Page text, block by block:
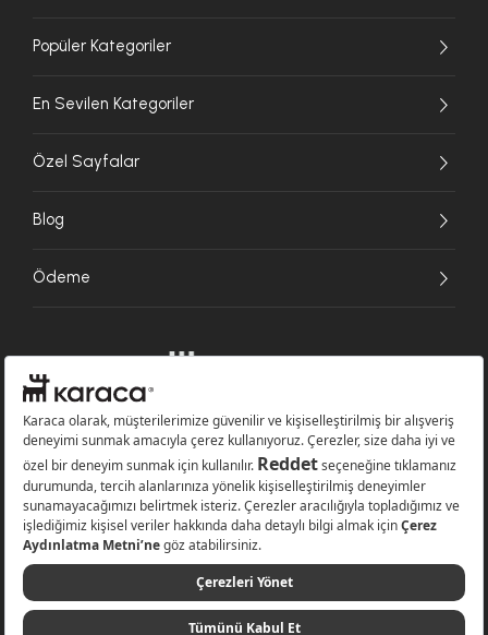
Popüler Kategoriler
En Sevilen Kategoriler
Özel Sayfalar
Blog
Ödeme
Websitesinde kullanılan bazı görseller yapay zekâ (AI) ile üretilmiştir.
Karaca.com © 2026 - Karaca Züccaciye A.Ş. Tüm hakları saklıdır.